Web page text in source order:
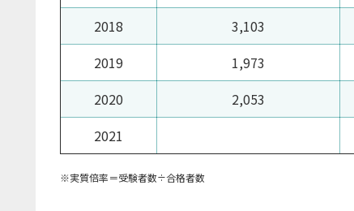
2018
3,103
2019
1,973
2020
2,053
2021
※実質倍率＝受験者数÷合格者数